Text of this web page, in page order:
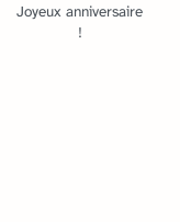
Joyeux anniversaire
!